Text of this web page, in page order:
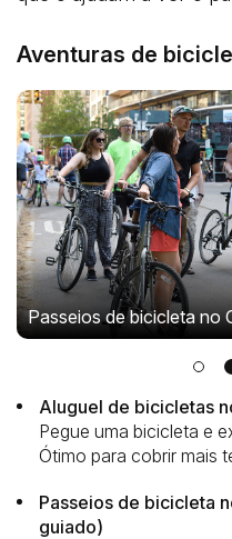
Aventuras de
Passeios de bicicleta no
Aluguel de bicicletas
Pegue uma bicicleta e
Ótimo para cobrir mais
Passeios de bicicleta
guiado)